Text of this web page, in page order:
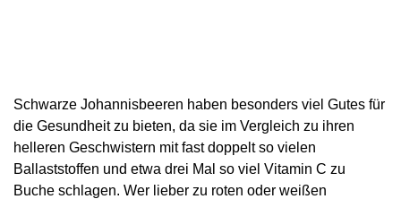
Schwarze Johannisbeeren haben besonders viel Gutes für
die Gesundheit zu bieten, da sie im Vergleich zu ihren
helleren Geschwistern mit fast doppelt so vielen
Ballaststoffen und etwa drei Mal so viel Vitamin C zu
Buche schlagen. Wer lieber zu roten oder weißen